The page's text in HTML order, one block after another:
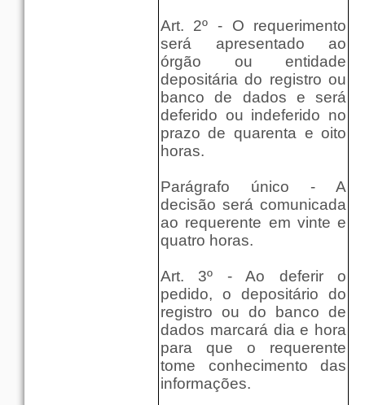
Art. 2º - O requerimento
será apresentado ao
órgão ou entidade
depositária do registro ou
banco de dados e será
deferido ou indeferido no
prazo de quarenta e oito
horas.
Parágrafo único - A
decisão será comunicada
ao requerente em vinte e
quatro horas.
Art. 3º - Ao deferir o
pedido, o depositário do
registro ou do banco de
dados marcará dia e hora
para que o requerente
tome conhecimento das
informações.